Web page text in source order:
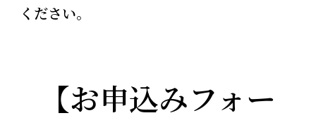
ください。
【お申込みフォー